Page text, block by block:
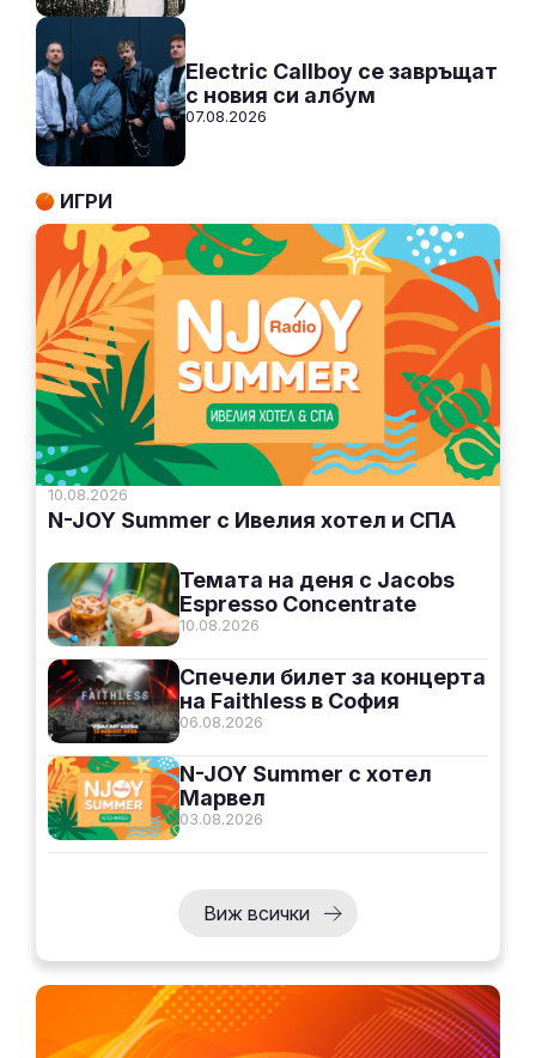
Electric Callboy се завръщат
с новия си албум
07.08.2026
ИГРИ
10.08.2026
N-JOY Summer с Ивелия хотел и СПА
10.08.2026
Темата на деня с Jacobs
Espresso Concentrate
06.08.2026
Спечели билет за концерта
на Faithless в София
03.08.2026
N-JOY Summer с хотел
Марвел
Виж всички